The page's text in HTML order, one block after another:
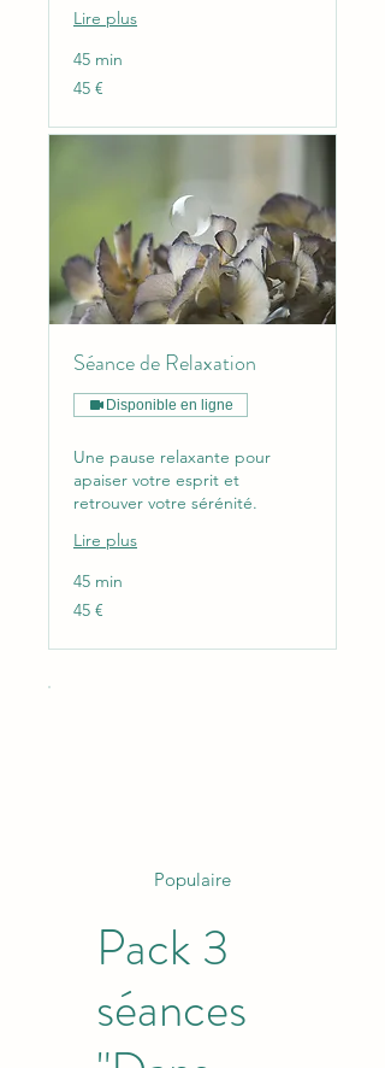
Lire plus
45 min
45
euros
45 €
Séance de Relaxation
Disponible en ligne
Une pause relaxante pour
apaiser votre esprit et
retrouver votre sérénité.
Lire plus
45 min
45
euros
45 €
Populaire
Pack 3
séances